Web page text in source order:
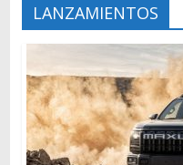
LANZAMIENTOS